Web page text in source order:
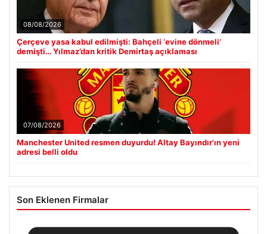
08/08/2026
Çerçeve yasa kabul edilmişti: Bahçeli ‘evine dönmeli’
demişti… Yılmaz’dan kritik Demirtaş açıklaması
07/08/2026
Manchester United resmen duyurdu! Altay Bayındır’ın yeni
adresi belli oldu
Son Eklenen Firmalar